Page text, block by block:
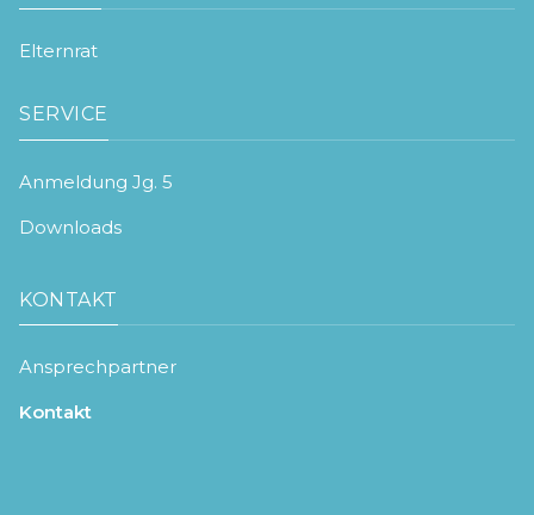
Elternrat
SERVICE
Anmeldung Jg. 5
Downloads
KONTAKT
Ansprechpartner
Kontakt